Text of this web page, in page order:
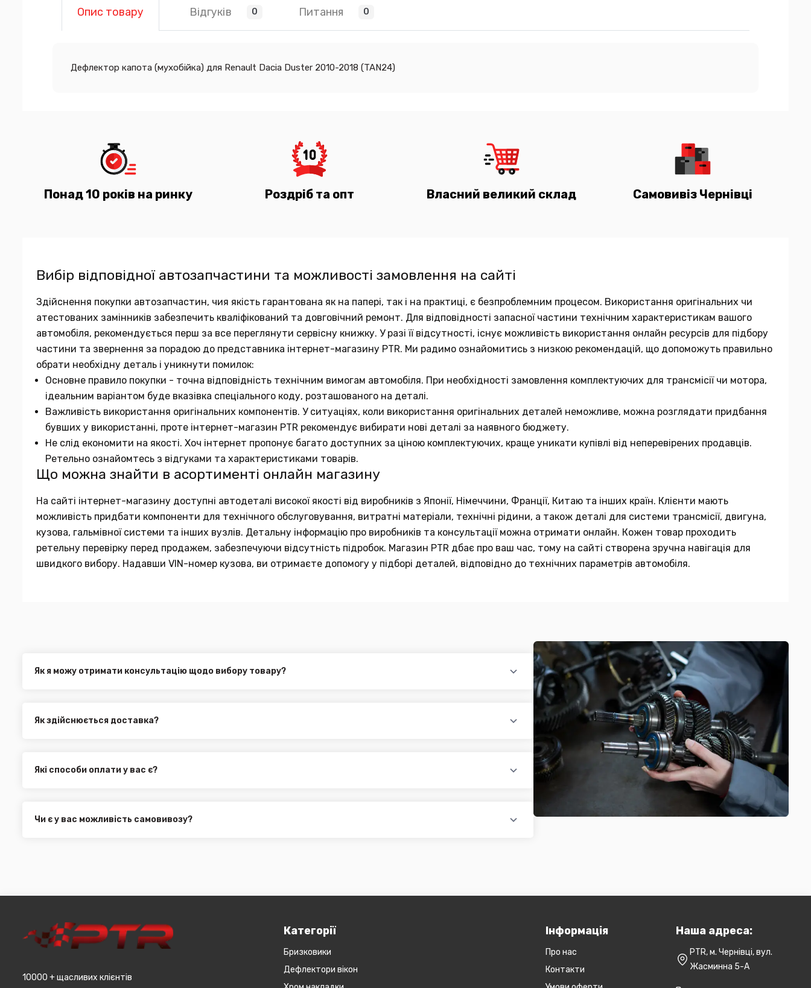
Опис товару Відгуків 0 Питання 0
Дефлектор капота (мухобійка) для Renault Dacia Duster 2010-2018 (TAN24)
Понад 10 років на ринку Роздріб та опт Власний великий склад Самовивіз Чернівці
Вибір відповідної автозапчастини та можливості замовлення на сайті
Здійснення покупки автозапчастин, чия якість гарантована як на папері, так і на практиці, є безпроблемним процесом. Використання оригінальних чи
атестованих замінників забезпечить кваліфікований та довговічний ремонт. Для відповідності запасної частини технічним характеристикам вашого
автомобіля, рекомендується перш за все переглянути сервісну книжку. У разі її відсутності, існує можливість використання онлайн ресурсів для підбору
частини та звернення за порадою до представника інтернет-магазину PTR. Ми радимо ознайомитись з низкою рекомендацій, що допоможуть правильно
обрати необхідну деталь і уникнути помилок:
Основне правило покупки - точна відповідність технічним вимогам автомобіля. При необхідності замовлення комплектуючих для трансмісії чи мотора,
ідеальним варіантом буде вказівка спеціального коду, розташованого на деталі.
Важливість використання оригінальних компонентів. У ситуаціях, коли використання оригінальних деталей неможливе, можна розглядати придбання
бувших у використанні, проте інтернет-магазин PTR рекомендує вибирати нові деталі за наявного бюджету.
Не слід економити на якості. Хоч інтернет пропонує багато доступних за ціною комплектуючих, краще уникати купівлі від неперевірених продавців.
Ретельно ознайомтесь з відгуками та характеристиками товарів.
Що можна знайти в асортименті онлайн магазину
На сайті інтернет-магазину доступні автодеталі високої якості від виробників з Японії, Німеччини, Франції, Китаю та інших країн. Клієнти мають
можливість придбати компоненти для технічного обслуговування, витратні матеріали, технічні рідини, а також деталі для системи трансмісії, двигуна,
кузова, гальмівної системи та інших вузлів. Детальну інформацію про виробників та консультації можна отримати онлайн. Кожен товар проходить
ретельну перевірку перед продажем, забезпечуючи відсутність підробок. Магазин PTR дбає про ваш час, тому на сайті створена зручна навігація для
швидкого вибору. Надавши VIN-номер кузова, ви отримаєте допомогу у підборі деталей, відповідно до технічних параметрів автомобіля.
Як я можу отримати консультацію щодо вибору товару?
Як здійснюється доставка?
Нова Пошта (термін доставки 1 - 3 дні)
Укр. Пошта (термін доставки 1 - 3 дні за повною передоплатою) для великогабаритного товару
машин, наприклад бампера і спідниці і т.д.).
Які способи оплати у вас є?
Чи є у вас можливість самовивозу?
10000 + щасливих клієнтів
Категорії
Бризковики
Дефлектори вікон
Інформація
Про нас
Контакти
Наша адреса:
PTR, м. Чернівці, вул.
Жасминна 5-А